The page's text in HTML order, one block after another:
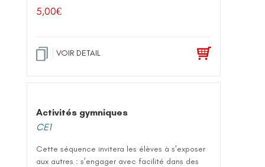
5,00€
VOIR DETAIL
Activités gymniques
CE1
Cette séquence invitera les élèves à s’exposer
aux autres : s’engager avec facilité dans des